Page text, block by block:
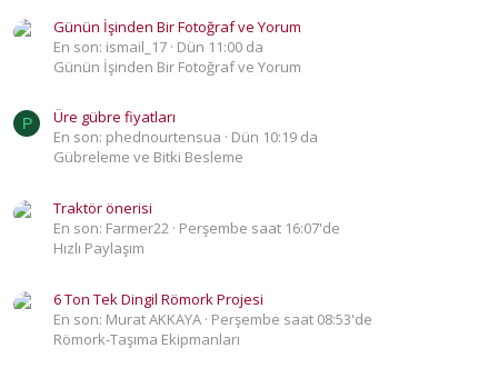
Günün İşinden Bir Fotoğraf ve Yorum
En son: ismail_17 Dün 11:00 da
Günün İşinden Bir Fotoğraf ve Yorum
P
Üre gübre fiyatları
En son: phednourtensua
Dün 10:19 da
Gübreleme ve Bitki Besleme
Traktör önerisi
En son: Farmer22 Perşembe saat 16:07'de
Hızlı Paylaşım
6 Ton Tek Dingil Römork Projesi
En son: Murat AKKAYA Perşembe saat 08:53'de
Römork-Taşıma Ekipmanları